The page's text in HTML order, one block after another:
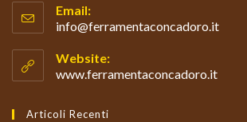
in
your
application
Email:
info@ferramentaconcadoro.itOpens
Website:
www.ferramentaconcadoro.it
Articoli Recenti